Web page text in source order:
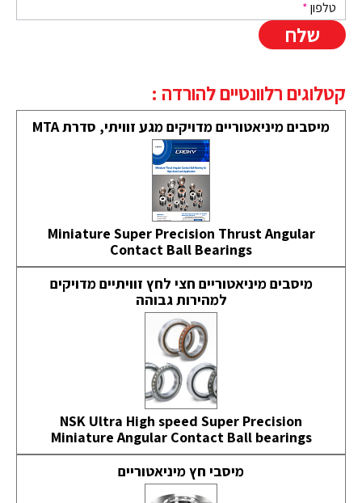
טלפון*
קטלוגים רלוונטיים להורדה :
מיסבים מיניאטוריים מדויקים מגע זוויתי, סדרת MTA
Miniature Super Precision Thrust Angular
Contact Ball Bearings
מיסבים מיניאטוריים חצי לחץ זוויתיים מדויקים
למהירות גבוהה
NSK Ultra High speed Super Precision
Miniature Angular Contact Ball bearings
מיסבי חץ מיניאטוריים